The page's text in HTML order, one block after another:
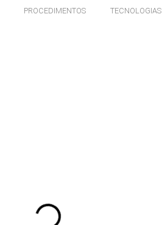
PROCEDIMENTOS TECNOLOGIAS